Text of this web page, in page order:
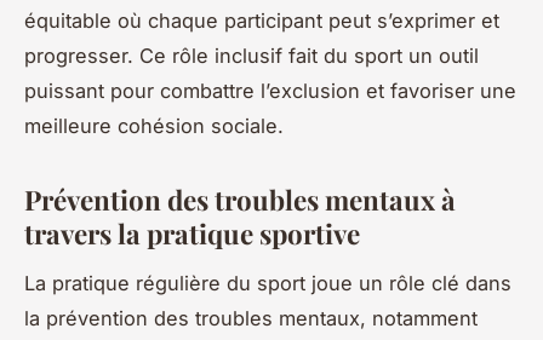
équitable où chaque participant peut s’exprimer et
progresser. Ce rôle inclusif fait du sport un outil
puissant pour combattre l’exclusion et favoriser une
meilleure cohésion sociale.
Prévention des troubles mentaux à
travers la pratique sportive
La pratique régulière du sport joue un rôle clé dans
la prévention des troubles mentaux, notamment